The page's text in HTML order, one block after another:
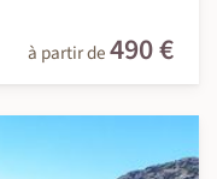
à partir de490 €